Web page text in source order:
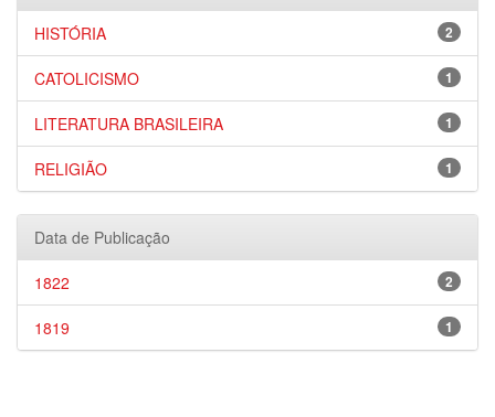
2
HISTÓRIA
1
CATOLICISMO
1
LITERATURA BRASILEIRA
1
RELIGIÃO
Data de Publicação
2
1822
1
1819